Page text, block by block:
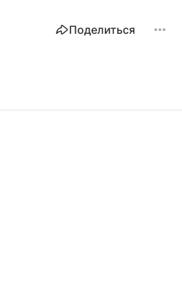
Поделиться